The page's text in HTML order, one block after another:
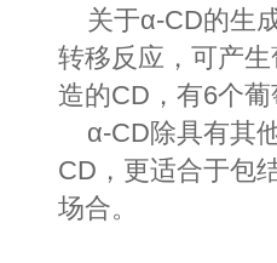
关于α-CD的生
转移反应，可产
造的CD，有6个
α-CD除具有其
CD，更适合于包
场合。